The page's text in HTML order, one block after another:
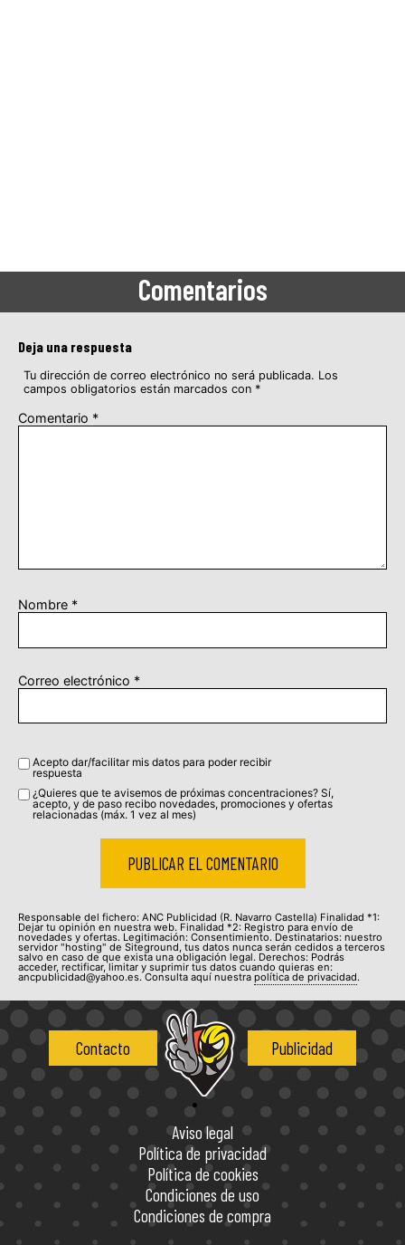
Comentarios
Deja una respuesta
Tu dirección de correo electrónico no será publicada. Los
campos obligatorios están marcados con *
Comentario *
Nombre *
Correo electrónico *
Acepto dar/facilitar mis datos para poder recibir
respuesta
¿Quieres que te avisemos de próximas concentraciones? Sí,
acepto, y de paso recibo novedades, promociones y ofertas
relacionadas (máx. 1 vez al mes)
Responsable del fichero: ANC Publicidad (R. Navarro Castella) Finalidad *1:
Dejar tu opinión en nuestra web. Finalidad *2: Registro para envío de
novedades y ofertas. Legitimación: Consentimiento. Destinatarios: nuestro
servidor "hosting" de Siteground, tus datos nunca serán cedidos a terceros
salvo en caso de que exista una obligación legal. Derechos: Podrás
acceder, rectificar, limitar y suprimir tus datos cuando quieras en:
ancpublicidad@yahoo.es. Consulta aquí nuestra política de privacidad.
Contacto Publicidad
Aviso legal
Política de privacidad
Política de cookies
Condiciones de uso
Condiciones de compra